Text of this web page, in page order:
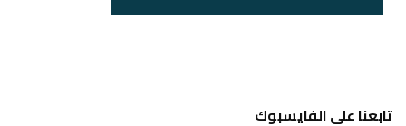
تابعنا على الفايسبوك